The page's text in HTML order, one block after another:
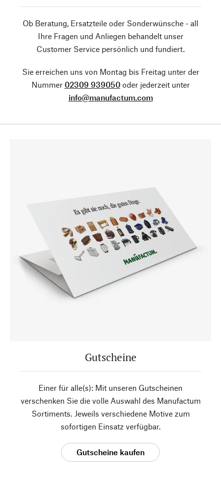
Ob Beratung, Ersatzteile oder Sonderwünsche - all
Ihre Fragen und Anliegen behandelt unser
Customer Service persönlich und fundiert.
Sie erreichen uns von Montag bis Freitag unter der
Nummer 02309 939050oder jederzeit unter
info@manufactum.com
Gutscheine
Einer für alle(s): Mit unseren Gutscheinen
verschenken Sie die volle Auswahl des Manufactum
Sortiments. Jeweils verschiedene Motive zum
sofortigen Einsatz verfügbar.
Gutscheine kaufen